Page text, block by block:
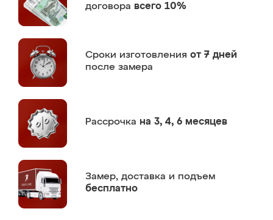
договора всего 10%
Сроки изготовления от 7 дней
после замера
Рассрочка на 3, 4, 6 месяцев
Замер, доставка и подъем
бесплатно